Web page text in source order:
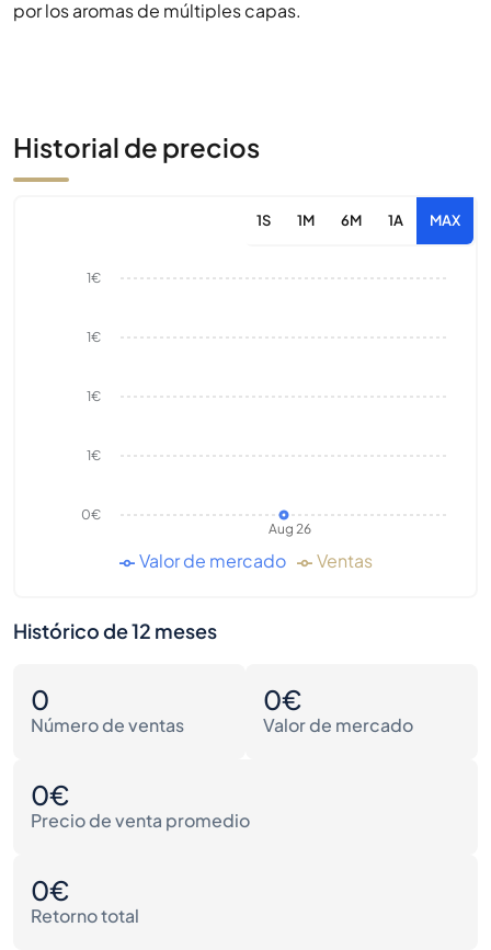
por los aromas de múltiples capas.
Historial de precios
1S 1M 6M 1A MAX
Aug 26
0€
1€
1€
1€
1€
Valor de mercado Ventas
Histórico de 12 meses
0
Número de ventas
0€
Valor de mercado
0€
Precio de venta promedio
0€
Retorno total